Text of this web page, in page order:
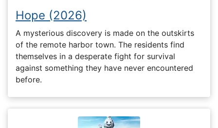
Hope (2026)
A mysterious discovery is made on the outskirts
of the remote harbor town. The residents find
themselves in a desperate fight for survival
against something they have never encountered
before.